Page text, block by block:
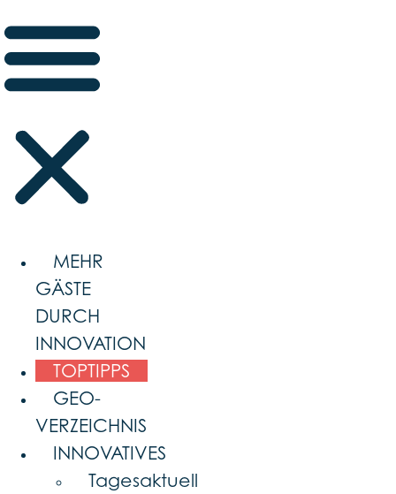
MEHR
GÄSTE
DURCH
INNOVATION
TOPTIPPS
GEO-
VERZEICHNIS
INNOVATIVES
Tagesaktuell